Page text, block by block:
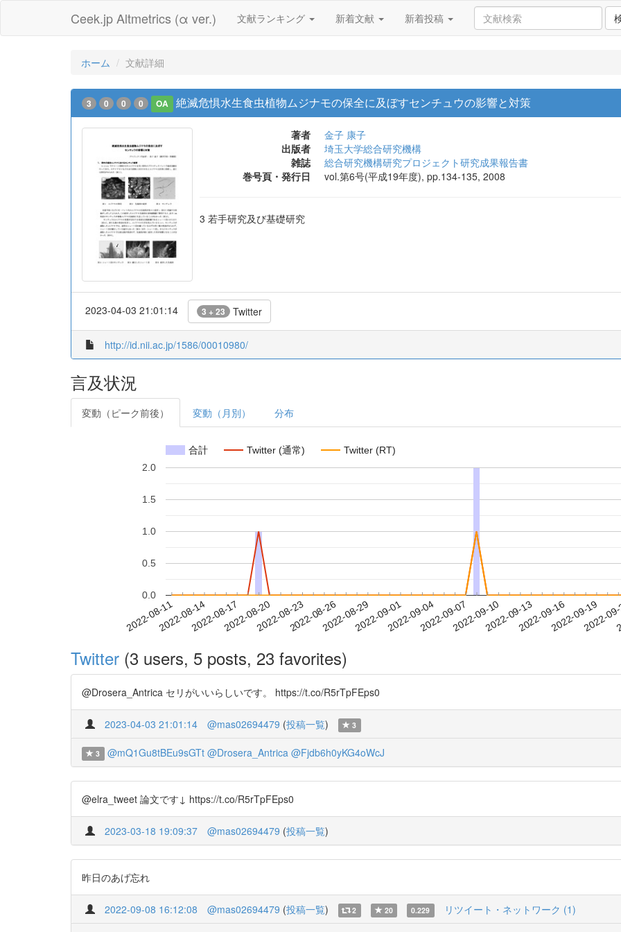
Ceek.jp Altmetrics (α ver.) 文献ランキング 新着文献 新着投稿
ホーム 文献詳細
3 0 0 0 OA 絶滅危惧水生食虫植物ムジナモの保全に及ぼすセンチュウの影響と対策
著者
金子 康子
出版者
埼玉大学総合研究機構
雑誌
総合研究機構研究プロジェクト研究成果報告書
巻号頁・発行日
vol.第6号(平成19年度), pp.134-135, 2008
3 若手研究及び基礎研究
2023-04-03 21:01:14 3 + 23 Twitter
http://id.nii.ac.jp/1586/00010980/
言及状況
変動（ピーク前後） 変動（月別） 分布
合計 Twitter (通常) Twitter (RT)
2022-08-112022-08-142022-08-172022-08-202022-08-232022-08-262022-08-292022-09-012022-09-042022-09-072022-09-102022-09-132022-09-162022-09-19
2022-
0.0
0.5
1.0
1.5
2.0
Twitter (3 users, 5 posts, 23 favorites)
@Drosera_Antrica セリがいいらしいです。 https://t.co/R5rTpFEps0
2023-04-03 21:01:14 @mas02694479 (投稿一覧) 3
3 @mQ1Gu8tBEu9sGTt @Drosera_Antrica @Fjdb6h0yKG4oWcJ
@elra_tweet 論文です↓ https://t.co/R5rTpFEps0
2023-03-18 19:09:37 @mas02694479 (投稿一覧)
昨日のあげ忘れ
2022-09-08 16:12:08 @mas02694479 (投稿一覧) 2 20 0.229 リツイート・ネットワーク (1)